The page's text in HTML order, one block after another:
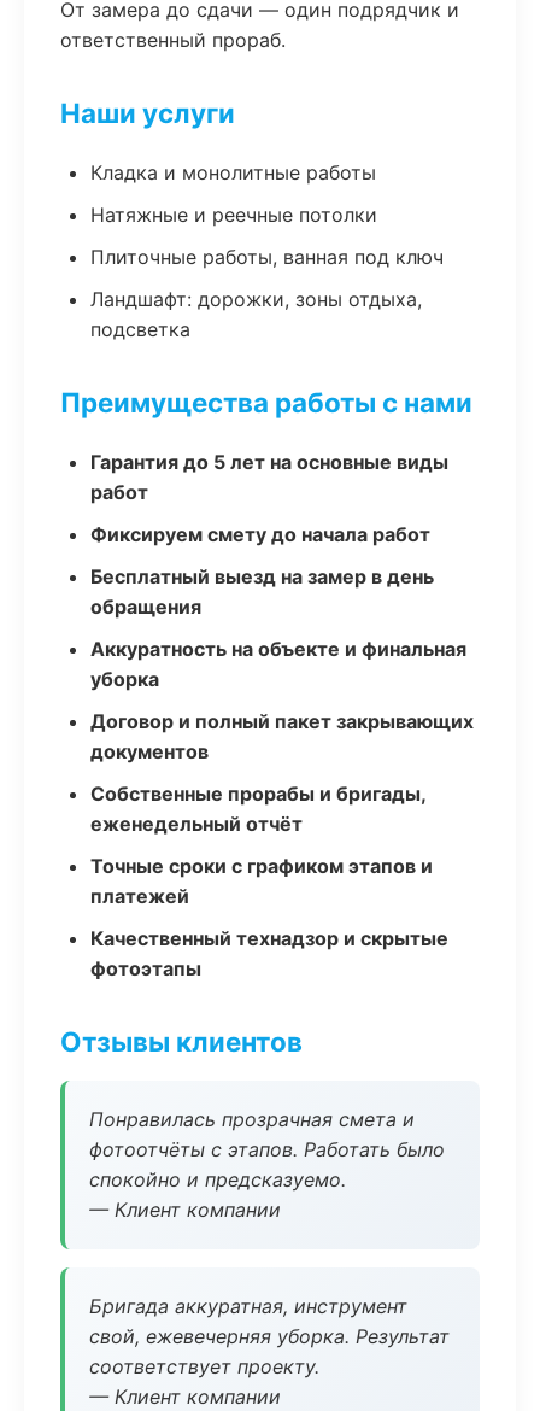
От замера до сдачи — один подрядчик и
ответственный прораб.
Наши услуги
Кладка и монолитные работы
Натяжные и реечные потолки
Плиточные работы, ванная под ключ
Ландшафт: дорожки, зоны отдыха,
подсветка
Преимущества работы с нами
Гарантия до 5 лет на основные виды
работ
Фиксируем смету до начала работ
Бесплатный выезд на замер в день
обращения
Аккуратность на объекте и финальная
уборка
Договор и полный пакет закрывающих
документов
Собственные прорабы и бригады,
еженедельный отчёт
Точные сроки с графиком этапов и
платежей
Качественный технадзор и скрытые
фотоэтапы
Отзывы клиентов
Понравилась прозрачная смета и
фотоотчёты с этапов. Работать было
спокойно и предсказуемо.
— Клиент компании
Бригада аккуратная, инструмент
свой, ежевечерняя уборка. Результат
соответствует проекту.
— Клиент компании